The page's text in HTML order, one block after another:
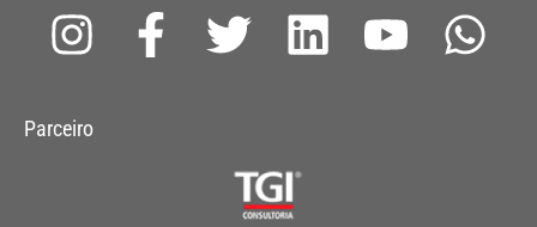
I
s
F
a
T
t
L
Y
W
Parceiro